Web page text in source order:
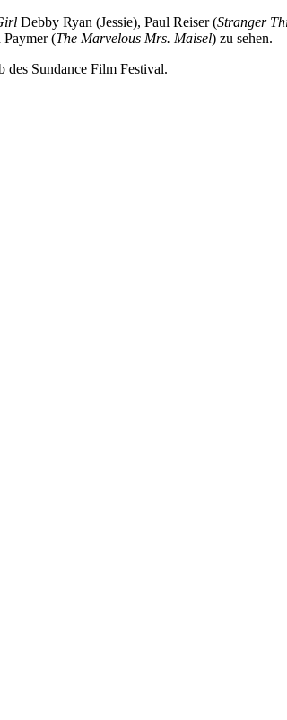
Debby Ryan (Jessie), Paul Reiser (Stranger
(The Marvelous Mrs. Maisel) zu sehen.
des Sundance Film Festival.